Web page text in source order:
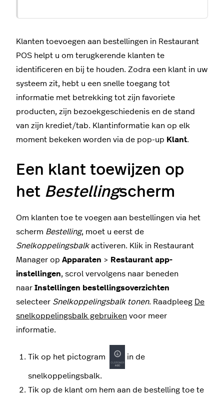
Klanten toevoegen aan bestellingen in Restaurant
POS helpt u om terugkerende klanten te
identificeren en bij te houden. Zodra een klant in uw
systeem zit, hebt u een snelle toegang tot
informatie met betrekking tot zijn favoriete
producten, zijn bezoekgeschiedenis en de stand
van zijn krediet/tab. Klantinformatie kan op elk
moment bekeken worden via de pop-up Klant.
Een klant toewijzen op
het Bestellingscherm
Om klanten toe te voegen aan bestellingen via het
scherm Bestelling, moet u eerst de
Snelkoppelingsbalkactiveren. Klik in Restaurant
Manager op Apparaten > Restaurant app-
instellingen, scrol vervolgens naar beneden
naar Instellingen bestellingsoverzichten
selecteer Snelkoppelingsbalk tonen. Raadpleeg De
snelkoppelingsbalk gebruiken voor meer
informatie.
Tik op het pictogram in de
snelkoppelingsbalk.
Tik op de klant om hem aan de bestelling toe te